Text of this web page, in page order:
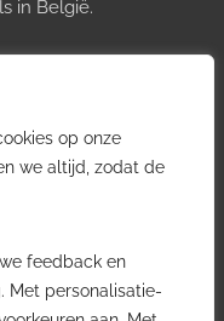
op onze
we altijd, zodat de
feedback en
Met personalisatie-
in België.
in uw inbox.